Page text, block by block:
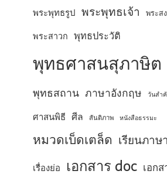
พระพุทธรูป พระพุทธเจ้า พระส
พระสาวก พุทธประวัติ
พุทธศาสนสุภาษิต
พุทธสถาน ภาษาอังกฤษ วันสำ
ศาสนพิธี ศีล สันติภาพ หนังสือธรรมะ
หมวดเบ็ดเตล็ด เรียนภาษ
เรื่องย่อ เอกสาร doc เอก